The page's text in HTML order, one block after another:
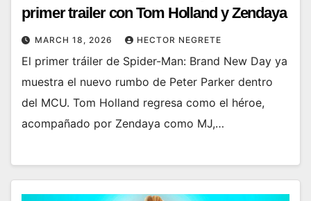
primer trailer con Tom Holland y Zendaya
MARCH 18, 2026 HECTOR NEGRETE
El primer tráiler de Spider-Man: Brand New Day ya
muestra el nuevo rumbo de Peter Parker dentro
del MCU. Tom Holland regresa como el héroe,
acompañado por Zendaya como MJ,…